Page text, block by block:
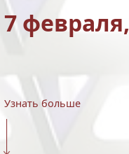
7 февраля,
Узнать больше